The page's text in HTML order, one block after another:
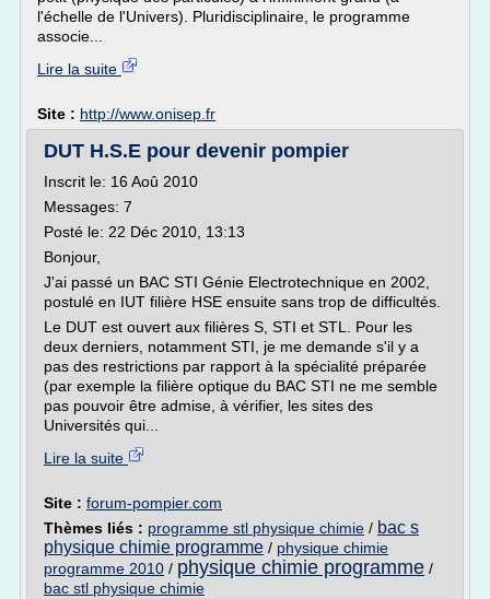
l'échelle de l'Univers). Pluridisciplinaire, le programme
associe...
Lire la suite
Site : http://www.onisep.fr
DUT H.S.E pour devenir pompier
Inscrit le: 16 Aoû 2010
Messages: 7
Posté le: 22 Déc 2010, 13:13
Bonjour,
J'ai passé un BAC STI Génie Electrotechnique en 2002,
postulé en IUT filière HSE ensuite sans trop de difficultés.
Le DUT est ouvert aux filières S, STI et STL. Pour les
deux derniers, notamment STI, je me demande s'il y a
pas des restrictions par rapport à la spécialité préparée
(par exemple la filière optique du BAC STI ne me semble
pas pouvoir être admise, à vérifier, les sites des
Universités qui...
Lire la suite
Site : forum-pompier.com
Thèmes liés : programme stl physique chimie / bac s
physique chimie programme / physique chimie
programme 2010 / physique chimie programme /
bac stl physique chimie